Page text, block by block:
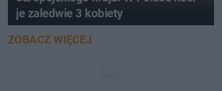
je zaledwie 3 kobiety
ZOBACZ WIĘCEJ